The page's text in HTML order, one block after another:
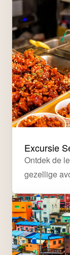
Excursie
Ontdek de
gezellige